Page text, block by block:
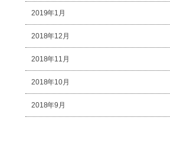
2019年1月
2018年12月
2018年11月
2018年10月
2018年9月